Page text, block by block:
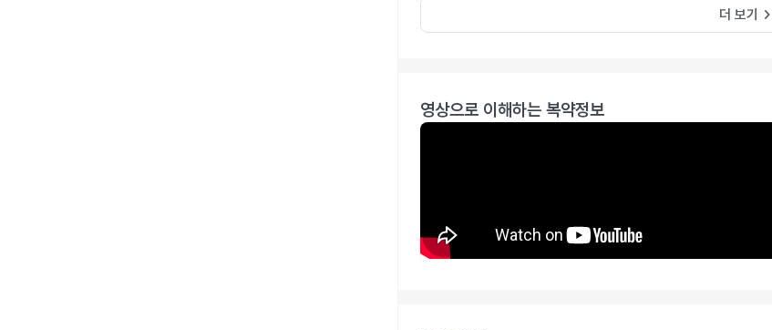
더 보기 keyboard_arrow_right
영상으로 이해하는 복약정보